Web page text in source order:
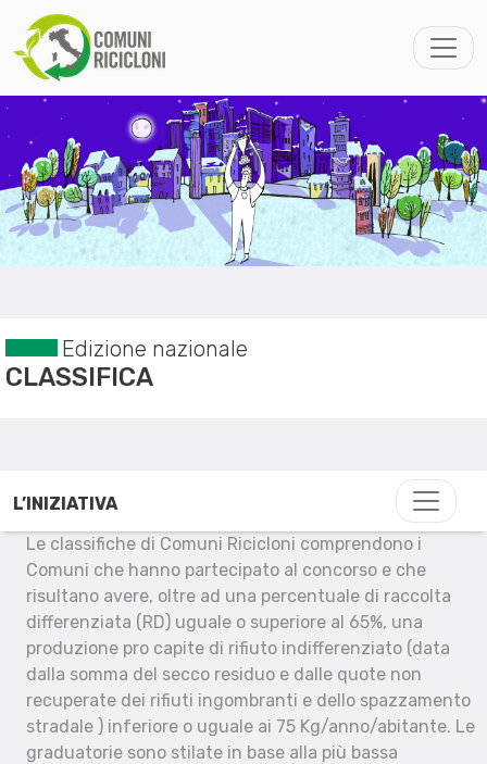
Edizione nazionale
CLASSIFICA
L’INIZIATIVA
Le classifiche di Comuni Ricicloni comprendono i
Comuni che hanno partecipato al concorso e che
risultano avere, oltre ad una percentuale di raccolta
differenziata (RD) uguale o superiore al 65%, una
produzione pro capite di rifiuto indifferenziato (data
dalla somma del secco residuo e dalle quote non
recuperate dei rifiuti ingombranti e dello spazzamento
stradale ) inferiore o uguale ai 75 Kg/anno/abitante. Le
graduatorie sono stilate in base alla più bassa